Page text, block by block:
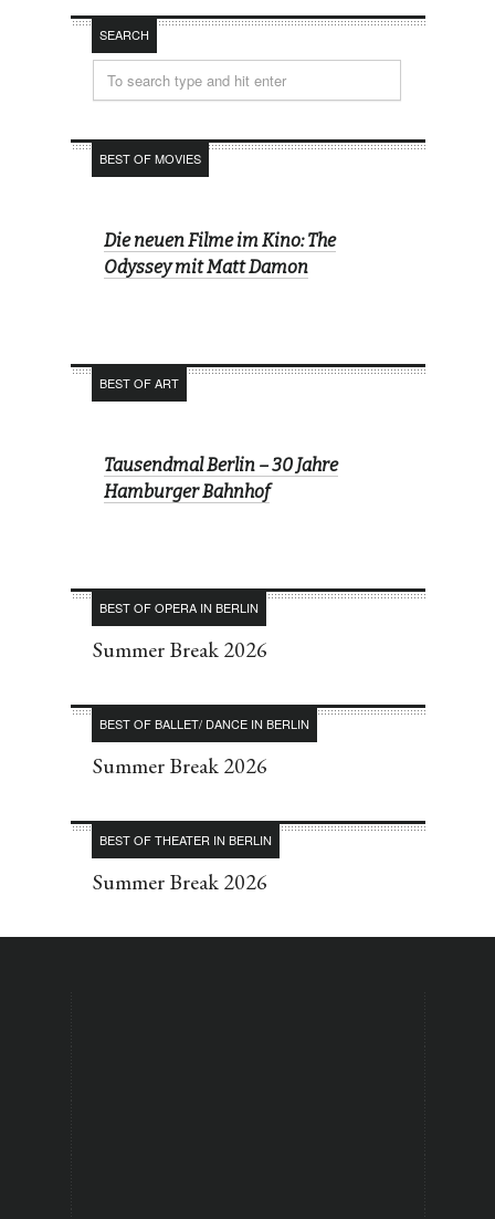
SEARCH
BEST OF MOVIES
Die neuen Filme im Kino: The
Odyssey mit Matt Damon
BEST OF ART
Tausendmal Berlin – 30 Jahre
Hamburger Bahnhof
BEST OF OPERA IN BERLIN
Summer Break 2026
BEST OF BALLET/ DANCE IN BERLIN
Summer Break 2026
BEST OF THEATER IN BERLIN
Summer Break 2026